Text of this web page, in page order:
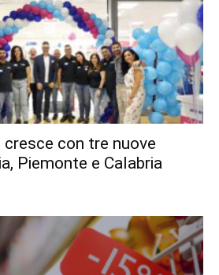
cresce con tre nuove
Piemonte e Calabria